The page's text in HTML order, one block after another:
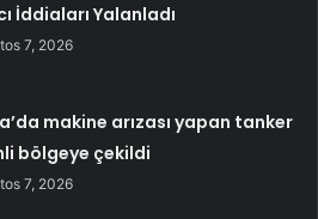
İddiaları Yalanladı
7, 2026
makine arızası yapan tanker
bölgeye çekildi
7, 2026